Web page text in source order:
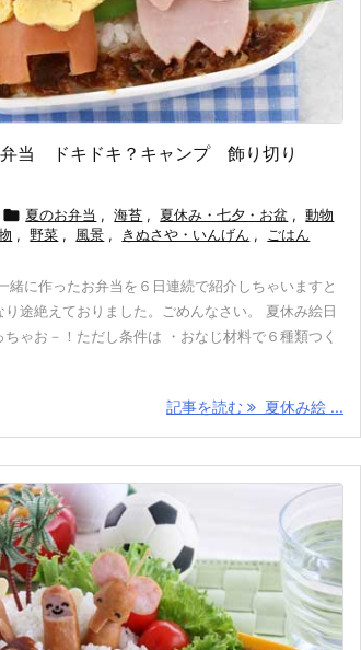
弁当 ドキドキ？キャンプ 飾り切り
 夏のお弁当 , 海苔 , 夏休み・七夕・お盆 , 動物
, 野菜 , 風景 , きぬさや・いんげん , ごはん
緒に作ったお弁当を６日連続で紹介しちゃいますと
途絶えておりました。ごめんなさい。 夏休み絵日
ゃお－！ただし条件は ・おなじ材料で６種類つく
記事を読む 夏休み絵 ...